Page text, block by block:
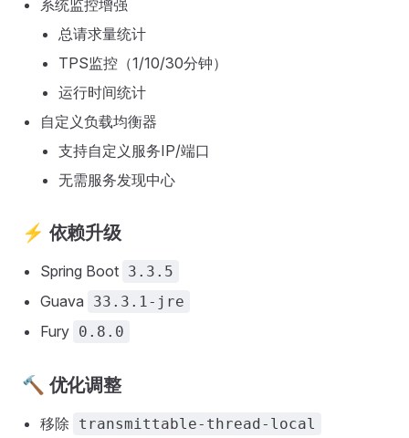
系统监控增强
总请求量统计
TPS监控（1/10/30分钟）
运行时间统计
自定义负载均衡器
支持自定义服务IP/端口
无需服务发现中心
⚡ 依赖升级
Spring Boot 3.3.5
Guava 33.3.1-jre
Fury 0.8.0
🔨 优化调整
移除 transmittable-thread-local